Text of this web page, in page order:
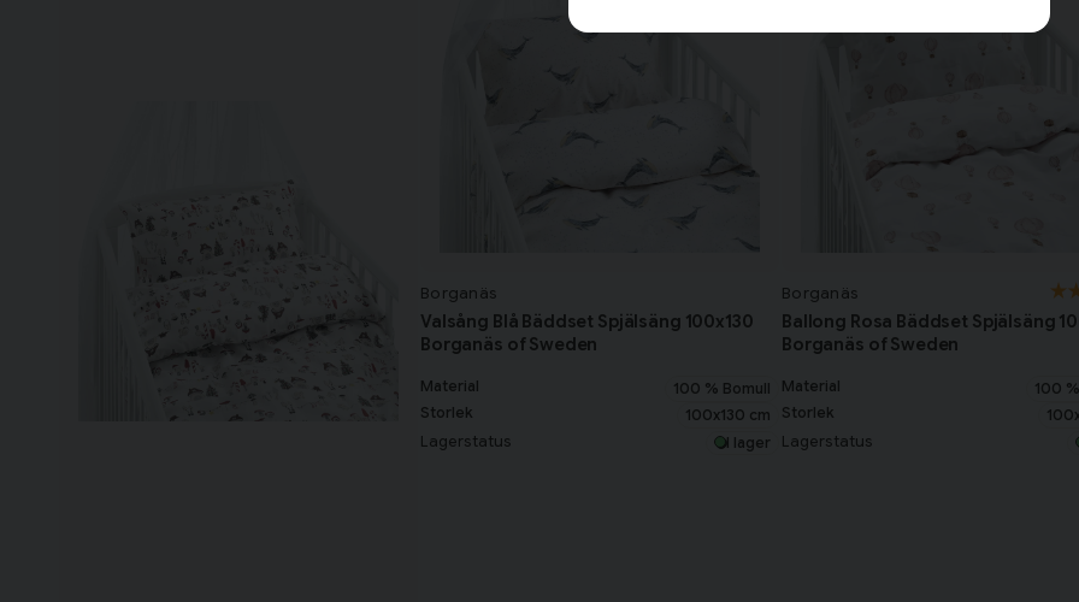
Borganäs
Valsång Blå Bäddset Spjälsäng 100x130
Borganäs of Sweden
Material
100 % Bomull
Storlek
100x130 cm
Lagerstatus I lager
Borganäs
Ballong Rosa Bäddset Spjälsäng
Borganäs of Sweden
Material
100
Storlek
Lagerstatus